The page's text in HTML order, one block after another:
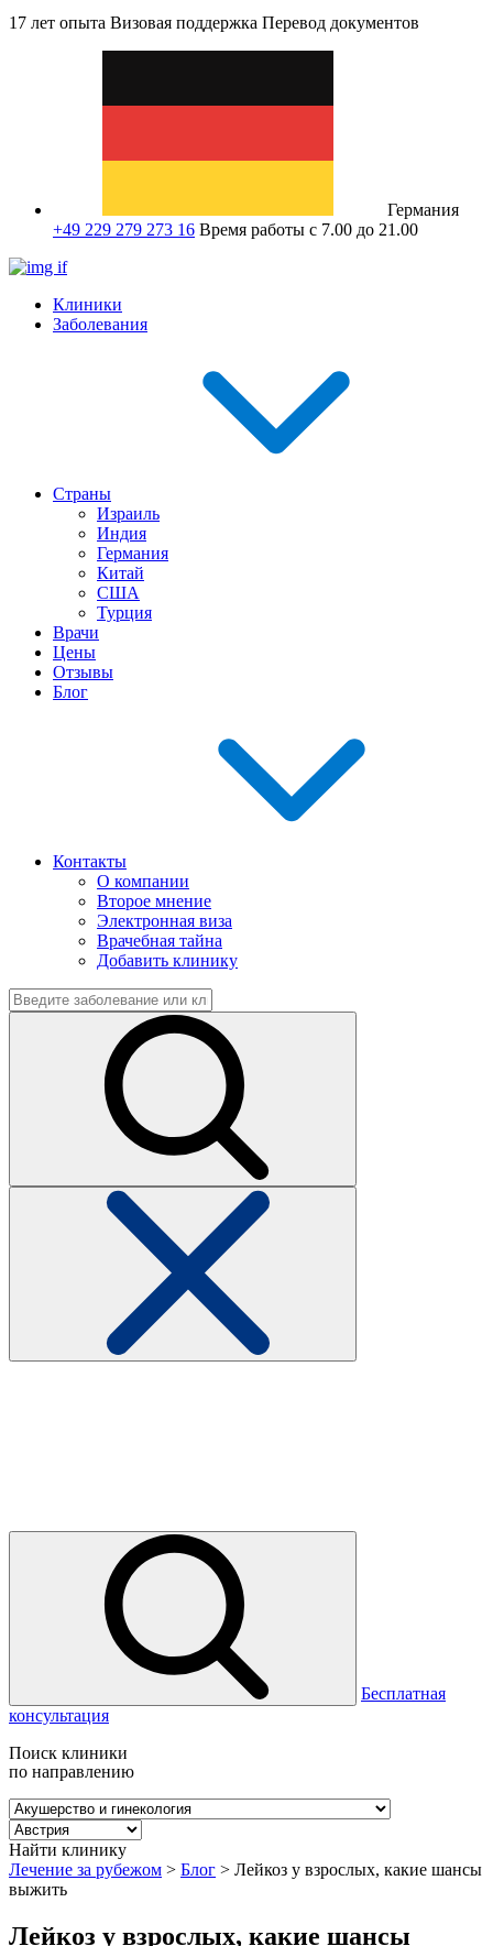
17 лет опыта Визовая поддержка Перевод документов
Германия
+49 229 279 273 16 Время работы с 7.00 до 21.00
Клиники
Заболевания
Страны
Израиль
Индия
Германия
Китай
США
Турция
Врачи
Цены
Отзывы
Блог
Контакты
О компании
Второе мнение
Электронная виза
Врачебная тайна
Добавить клинику
Бесплатная
консультация
Поиск клиники
по направлению
Найти клинику
Лечение за рубежом > Блог > Лейкоз у взрослых, какие шансы
выжить
Лейкоз у взрослых, какие шансы